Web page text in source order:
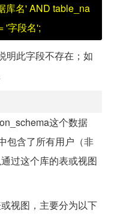
库名' AND table_na
'字段名';
明此字段不存在；如
这个数据
包含了所有用户（非
过这个库的表或视图
视图，主要分为以下